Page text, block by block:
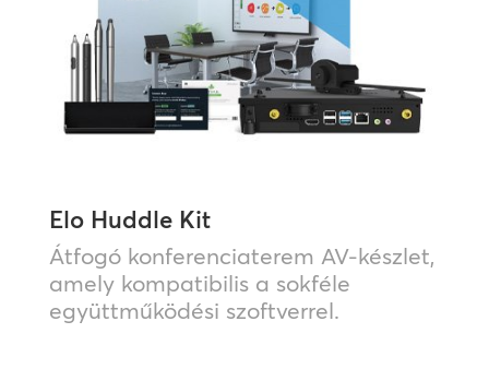
Elo Huddle Kit
Átfogó konferenciaterem AV-készlet,
amely kompatibilis a sokféle
együttműködési szoftverrel.